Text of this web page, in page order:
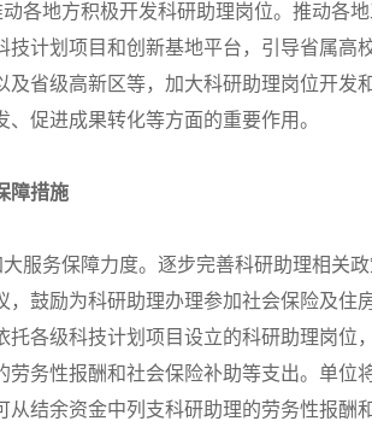
地方积极开发科研助理岗位。推动各地
技计划项目和创新基地平台，引导省属高
及省级高新区等，加大科研助理岗位开发
、促进成果转化等方面的重要作用。
障措施
务保障力度。逐步完善科研助理相关政
，鼓励为科研助理办理参加社会保险及住
托各级科技计划项目设立的科研助理岗位
劳务性报酬和社会保险补助等支出。单位
从结余资金中列支科研助理的劳务性报